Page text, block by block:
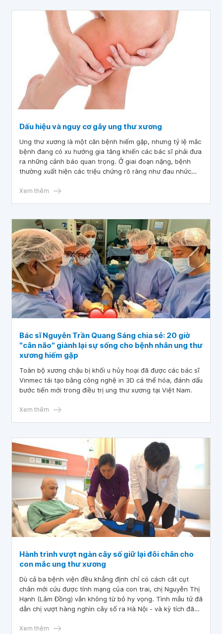
Dấu hiệu và nguy cơ gây ung thư xương
Ung thư xương là một căn bệnh hiếm gặp, nhưng tỷ lệ mắc
bệnh đang có xu hướng gia tăng khiến các bác sĩ phải đưa
ra những cảnh báo quan trọng. Ở giai đoạn nặng, bệnh
thường xuất hiện các triệu chứng rõ ràng như đau nhức
khỏe và có thể đe dọa đến tính mạng người bệnh.
Xem thêm
Bác sĩ Nguyễn Trần Quang Sáng chia sẻ: 20 giờ
"cân não" giành lại sự sống cho bệnh nhân ung thư
xương hiếm gặp
Toàn bộ xương chậu bị khối u hủy hoại đã được các bác sĩ
Vinmec tái tạo bằng công nghệ in 3D cá thể hóa, đánh dấu
bước tiến mới trong điều trị ung thư xương tại Việt Nam.
Xem thêm
Hành trình vượt ngàn cây số giữ lại đôi chân cho
con mắc ung thư xương
Dù cả ba bệnh viện đều khẳng định chỉ có cách cắt cụt
chân mới cứu được tính mạng của con trai, chị Nguyễn Thị
Hạnh (Lâm Đồng) vẫn không từ bỏ hy vọng. Tình mẫu tử đã
dẫn chị vượt hàng nghìn cây số ra Hà Nội - và kỳ tích đã
đôi chân lành lặn.
Xem thêm